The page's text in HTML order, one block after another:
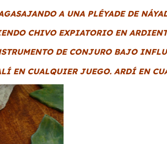
A UNA PLÉYADE DE
CHIVO EXPIATORIO EN
DE CONJURO BAJO
EN CUALQUIER JUEGO. ARDÍ EN